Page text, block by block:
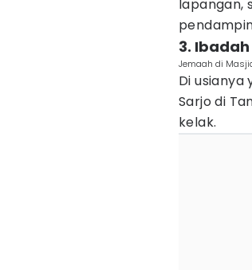
lapangan,
3.
Jemaah di
Di usianya
Sarjo di
kelak.